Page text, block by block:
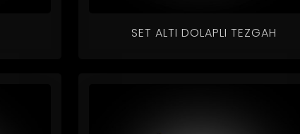
SET ALTI DOLAPLI TEZGAH